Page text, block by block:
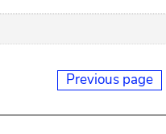
Previous page